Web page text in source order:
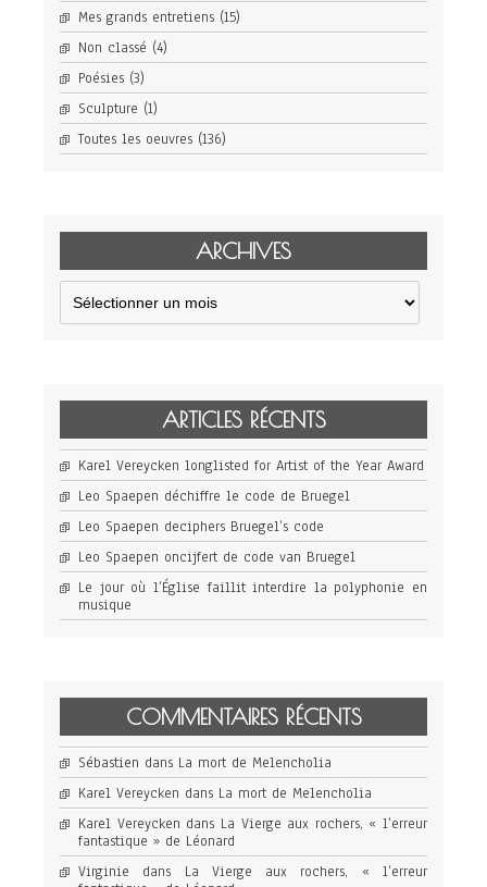
Mes grands entretiens (15)
Non classé (4)
Poésies (3)
Sculpture (1)
Toutes les oeuvres (136)
ARCHIVES
Archives
ARTICLES RÉCENTS
Karel Vereycken longlisted for Artist of the Year Award
Leo Spaepen déchiffre le code de Bruegel
Leo Spaepen deciphers Bruegel’s code
Leo Spaepen oncijfert de code van Bruegel
Le jour où l’Église faillit interdire la polyphonie en
musique
COMMENTAIRES RÉCENTS
Sébastien dans La mort de Melencholia
Karel Vereycken dans La mort de Melencholia
Karel Vereycken dans La Vierge aux rochers, « l’erreur
fantastique » de Léonard
Virginie dans La Vierge aux rochers, « l’erreur